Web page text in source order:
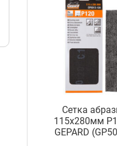
Сетка
115х280мм
GEPARD